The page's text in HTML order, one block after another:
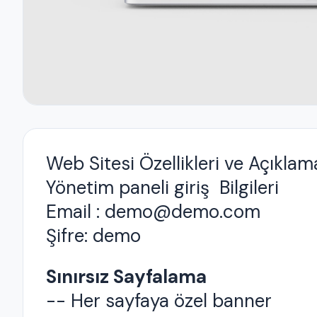
Web Sitesi Özellikleri ve
Yönetim paneli giriş Bilgileri
Email : demo@demo.com
Şifre: demo
Sınırsız Sayfalama
-- Her sayfaya özel banner